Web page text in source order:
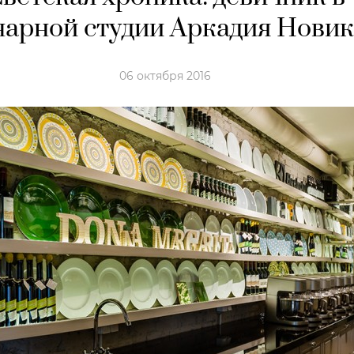
студии Аркадия
06 октября 2016